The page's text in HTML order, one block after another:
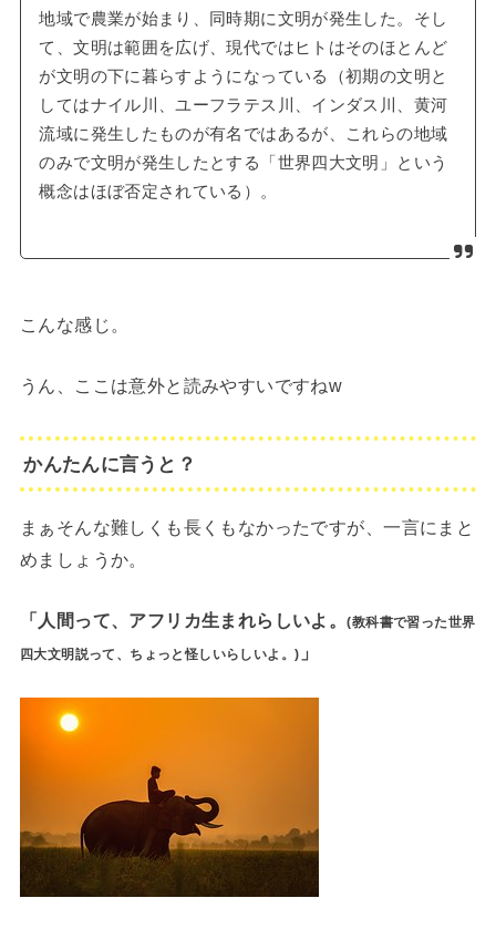
地域で農業が始まり、同時期に文明が発生した。そし
て、文明は範囲を広げ、現代ではヒトはそのほとんど
が文明の下に暮らすようになっている（初期の文明と
してはナイル川、ユーフラテス川、インダス川、黄河
流域に発生したものが有名ではあるが、これらの地域
のみで文明が発生したとする「世界四大文明」という
概念はほぼ否定されている）。
こんな感じ。
うん、ここは意外と読みやすいですねw
かんたんに言うと？
まぁそんな難しくも長くもなかったですが、一言にまと
めましょうか。
「人間って、アフリカ生まれらしいよ。(教科書で習った世界
四大文明説って、ちょっと怪しいらしいよ。) 」